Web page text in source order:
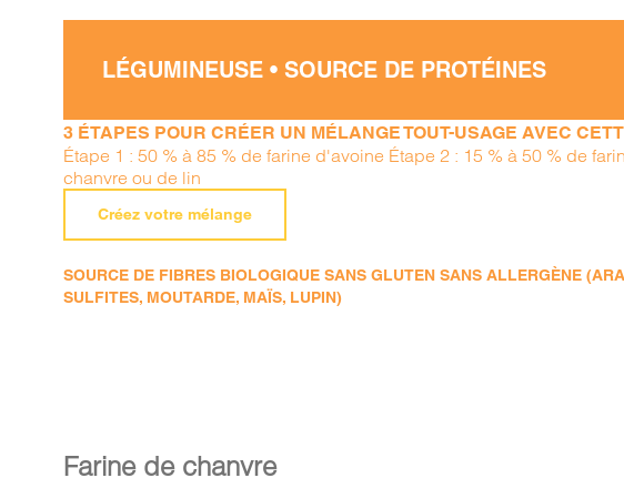
LÉGUMINEUSE • SOURCE DE PROTÉINES
3 ÉTAPES POUR CRÉER UN MÉLANGE TOUT-USAGE AVEC
Étape 1 : 50 % à 85 % de farine d'avoine Étape 2 : 15 % à 50 % de
chanvre ou de lin
Créez votre mélange
SOURCE DE FIBRES BIOLOGIQUE SANS GLUTEN SANS ALLERGÈNE
SULFITES, MOUTARDE, MAÏS, LUPIN)
Farine de chanvre